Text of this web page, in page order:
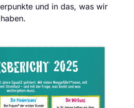
und in das, was wir